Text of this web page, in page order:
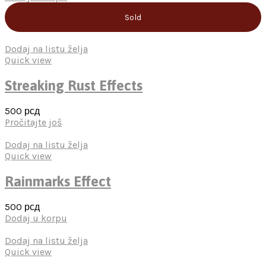
Sold
Dodaj na listu želja
Quick view
Streaking Rust Effects
500 рсд
Pročitajte još
Dodaj na listu želja
Quick view
Rainmarks Effect
500 рсд
Dodaj u korpu
Dodaj na listu želja
Quick view